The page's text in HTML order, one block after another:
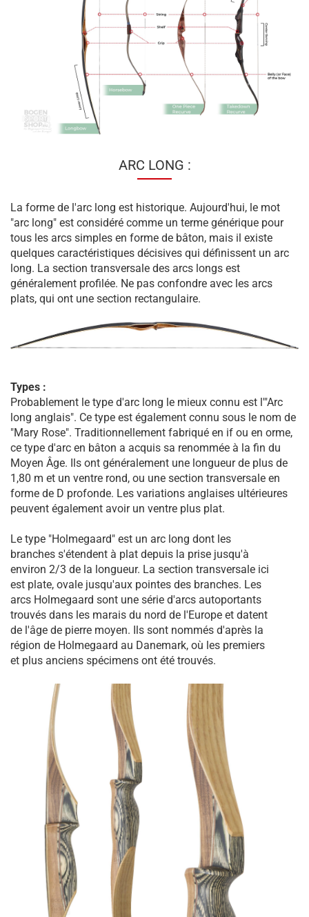
ARC LONG :
La forme de l'arc long est historique. Aujourd'hui, le mot
"arc long" est considéré comme un terme générique pour
tous les arcs simples en forme de bâton, mais il existe
quelques caractéristiques décisives qui définissent un arc
long. La section transversale des arcs longs est
généralement profilée. Ne pas confondre avec les arcs
plats, qui ont une section rectangulaire.
Types :
Probablement le type d'arc long le mieux connu est l'"Arc
long anglais". Ce type est également connu sous le nom de
"Mary Rose". Traditionnellement fabriqué en if ou en orme,
ce type d'arc en bâton a acquis sa renommée à la fin du
Moyen Âge. Ils ont généralement une longueur de plus de
1,80 m et un ventre rond, ou une section transversale en
forme de D profonde. Les variations anglaises ultérieures
peuvent également avoir un ventre plus plat.
Le type "Holmegaard" est un arc long dont les
branches s'étendent à plat depuis la prise jusqu'à
environ 2/3 de la longueur. La section transversale ici
est plate, ovale jusqu'aux pointes des branches. Les
arcs Holmegaard sont une série d'arcs autoportants
trouvés dans les marais du nord de l'Europe et datent
de l'âge de pierre moyen. Ils sont nommés d'après la
région de Holmegaard au Danemark, où les premiers
et plus anciens spécimens ont été trouvés.